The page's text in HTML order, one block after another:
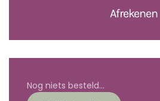
Afrekenen
Nog niets besteld...